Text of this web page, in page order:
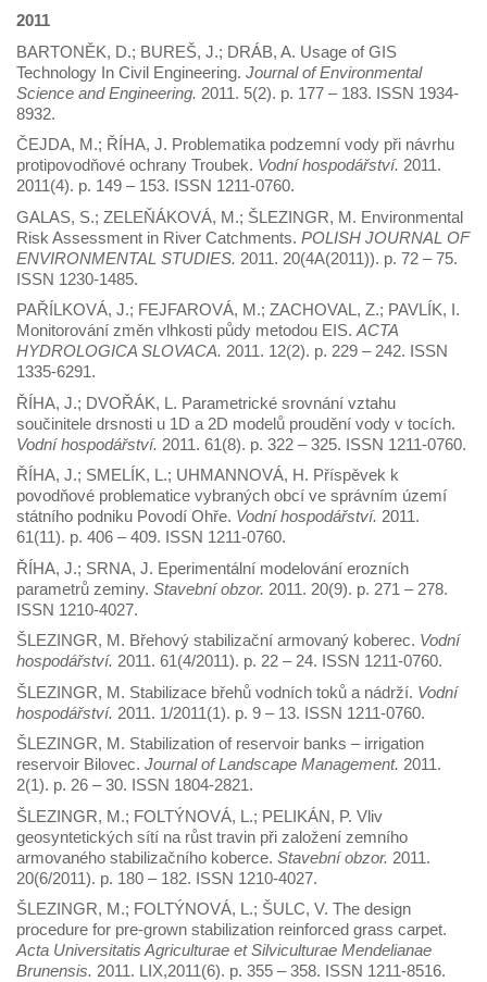
2011
BARTONĚK, D.; BUREŠ, J.; DRÁB, A. Usage of GIS
Technology In Civil Engineering. Journal of Environmental
Science and Engineering. 2011. 5(2). p. 177 – 183. ISSN 1934-
8932.
ČEJDA, M.; ŘÍHA, J. Problematika podzemní vody při návrhu
protipovodňové ochrany Troubek. Vodní hospodářství. 2011.
2011(4). p. 149 – 153. ISSN 1211-0760.
GALAS, S.; ZELEŇÁKOVÁ, M.; ŠLEZINGR, M. Environmental
Risk Assessment in River Catchments. POLISH JOURNAL OF
ENVIRONMENTAL STUDIES. 2011. 20(4A(2011)). p. 72 – 75.
ISSN 1230-1485.
PAŘÍLKOVÁ, J.; FEJFAROVÁ, M.; ZACHOVAL, Z.; PAVLÍK, I.
Monitorování změn vlhkosti půdy metodou EIS.ACTA
HYDROLOGICA SLOVACA. 2011. 12(2). p. 229 – 242. ISSN
1335-6291.
ŘÍHA, J.; DVOŘÁK, L. Parametrické srovnání vztahu
součinitele drsnosti u 1D a 2D modelů proudění vody v tocích.
Vodní hospodářství. 2011. 61(8). p. 322 – 325. ISSN 1211-0760.
ŘÍHA, J.; SMELÍK, L.; UHMANNOVÁ, H. Příspěvek k
povodňové problematice vybraných obcí ve správním území
státního podniku Povodí Ohře. Vodní hospodářství. 2011.
61(11). p. 406 – 409. ISSN 1211-0760.
ŘÍHA, J.; SRNA, J. Eperimentální modelování erozních
parametrů zeminy. Stavební obzor. 2011. 20(9). p. 271 – 278.
ISSN 1210-4027.
ŠLEZINGR, M. Břehový stabilizační armovaný koberec. Vodní
hospodářství. 2011. 61(4/2011). p. 22 – 24. ISSN 1211-0760.
ŠLEZINGR, M. Stabilizace břehů vodních toků a nádrží. Vodní
hospodářství. 2011. 1/2011(1). p. 9 – 13. ISSN 1211-0760.
ŠLEZINGR, M. Stabilization of reservoir banks – irrigation
reservoir Bilovec. Journal of Landscape Management. 2011.
2(1). p. 26 – 30. ISSN 1804-2821.
ŠLEZINGR, M.; FOLTÝNOVÁ, L.; PELIKÁN, P. Vliv
geosyntetických sítí na růst travin při založení zemního
armovaného stabilizačního koberce. Stavební obzor. 2011.
20(6/2011). p. 180 – 182. ISSN 1210-4027.
ŠLEZINGR, M.; FOLTÝNOVÁ, L.; ŠULC, V. The design
procedure for pre-grown stabilization reinforced grass carpet.
Acta Universitatis Agriculturae et Silviculturae Mendelianae
Brunensis. 2011. LIX,2011(6). p. 355 – 358. ISSN 1211-8516.